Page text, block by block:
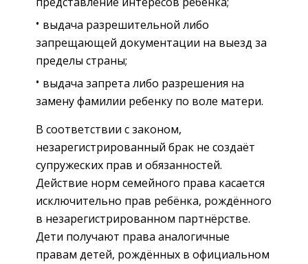
выдача разрешительной либо
запрещающей документации на выезд за
пределы страны;
выдача запрета либо разрешения на
замену фамилии ребенку по воле матери.
В соответствии с законом,
незарегистрированный брак не создаёт
супружеских прав и обязанностей.
Действие норм семейного права касается
исключительно прав ребёнка, рождённого
в незарегистрированном партнёрстве.
Дети получают права аналогичные
правам детей, рождённых в официальном